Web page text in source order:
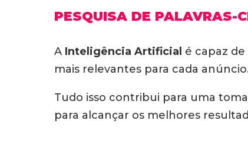
PESQUISA DE PALAVRAS-
A Inteligência Artificial é capaz de
mais relevantes para cada
Tudo isso contribui para uma
para alcançar os melhores